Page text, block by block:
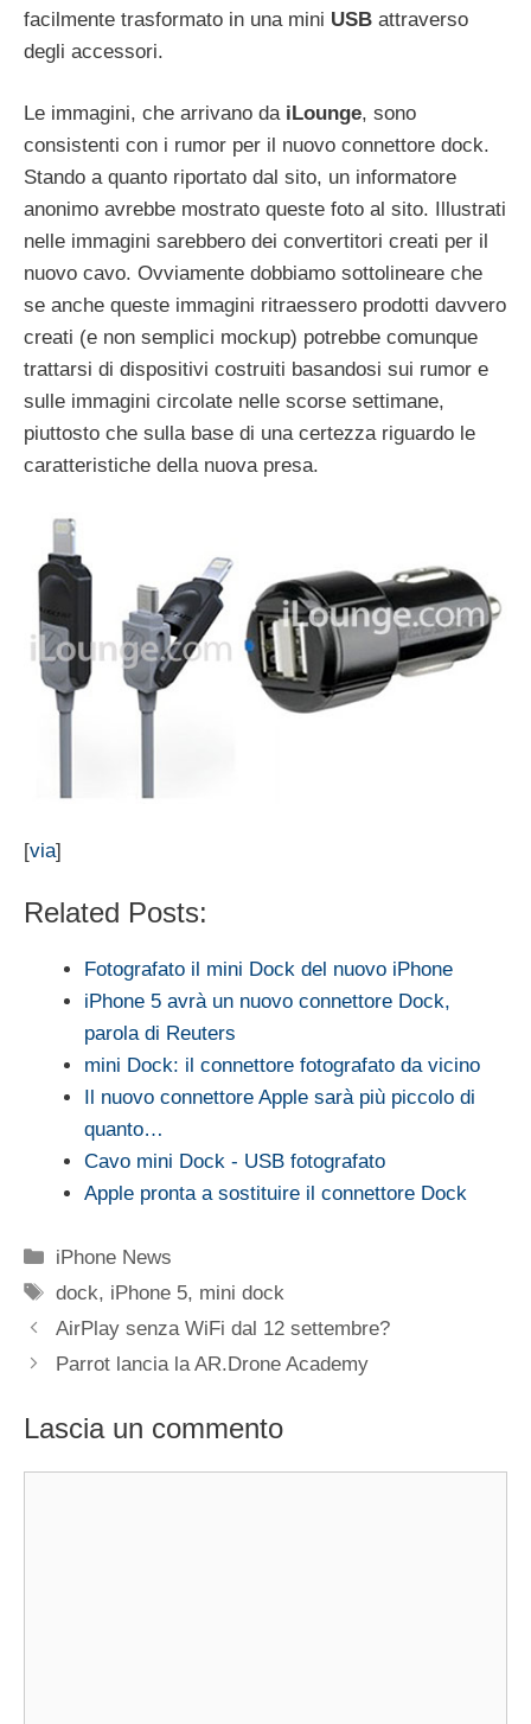
facilmente trasformato in una mini USB attraverso
degli accessori.
Le immagini, che arrivano da iLounge, sono
consistenti con i rumor per il nuovo connettore dock.
Stando a quanto riportato dal sito, un informatore
anonimo avrebbe mostrato queste foto al sito. Illustrati
nelle immagini sarebbero dei convertitori creati per il
nuovo cavo. Ovviamente dobbiamo sottolineare che
se anche queste immagini ritraessero prodotti davvero
creati (e non semplici mockup) potrebbe comunque
trattarsi di dispositivi costruiti basandosi sui rumor e
sulle immagini circolate nelle scorse settimane,
piuttosto che sulla base di una certezza riguardo le
caratteristiche della nuova presa.
[via]
Related Posts:
Fotografato il mini Dock del nuovo iPhone
iPhone 5 avrà un nuovo connettore Dock,
parola di Reuters
mini Dock: il connettore fotografato da vicino
Il nuovo connettore Apple sarà più piccolo di
quanto…
Cavo mini Dock - USB fotografato
Apple pronta a sostituire il connettore Dock
Categorie
iPhone News
Tag
dock, iPhone 5, mini dock
AirPlay senza WiFi dal 12 settembre?
Parrot lancia la AR.Drone Academy
Lascia un commento